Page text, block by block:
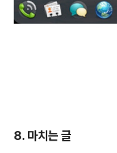
8. 마치는 글